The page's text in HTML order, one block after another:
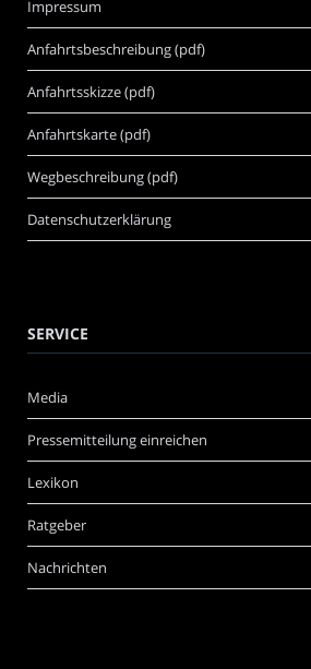
Impressum
Anfahrtsbeschreibung (pdf)
Anfahrtsskizze (pdf)
Anfahrtskarte (pdf)
Wegbeschreibung (pdf)
Datenschutzerklärung
SERVICE
Media
Pressemitteilung einreichen
Lexikon
Ratgeber
Nachrichten